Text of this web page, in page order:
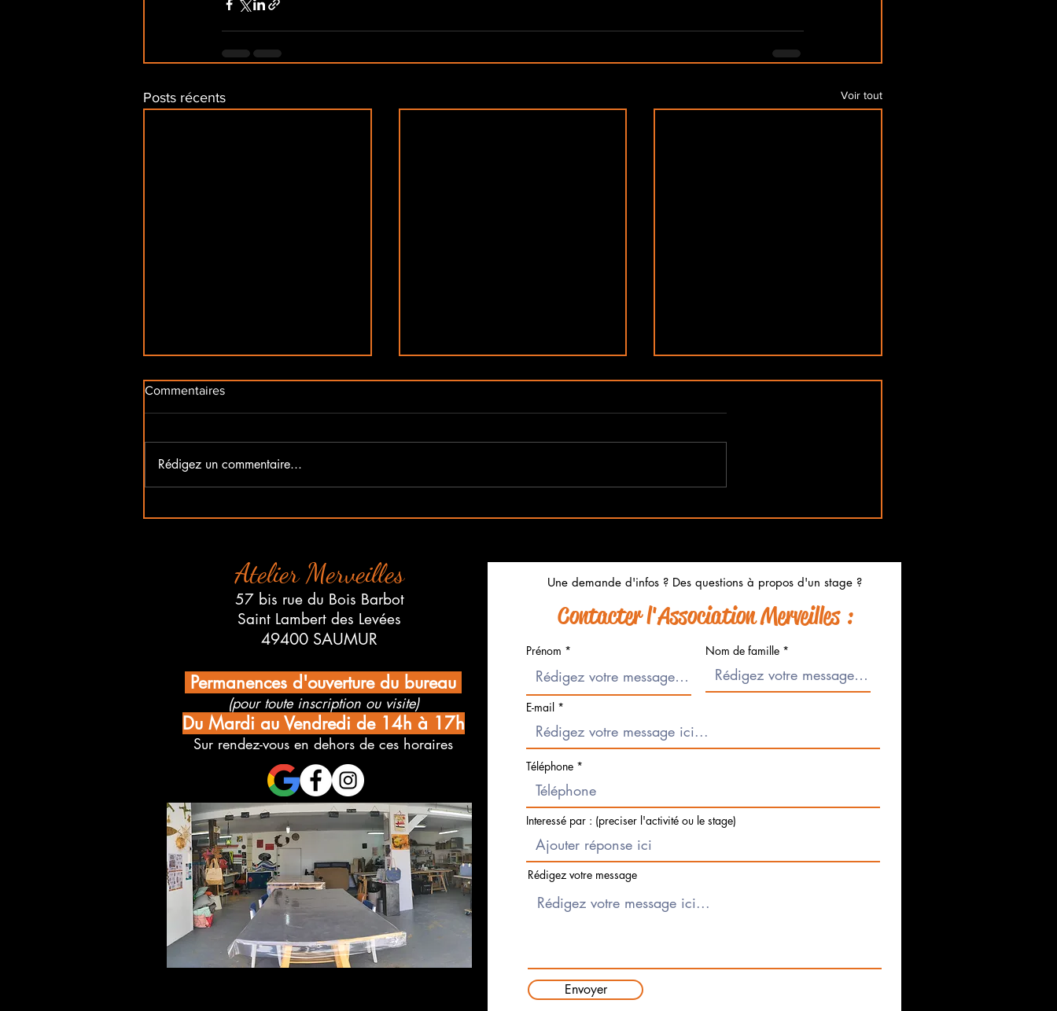
Posts récents Voir tout
l'Association Merveilles
saumur du Vendredi 3
Merveilles
Commentaires
Rédigez un commentaire...
Atelier Merveilles
57 bis rue du Bois Barbot
Saint Lambert des Levées
49400 SAUMUR
Permanences d'ouverture du bureau
(pour toute inscription ou visite)
Du Mardi au Vendredi de 14h à 17h
Sur rendez-vous en dehors de ces horaires
Une demande d'infos ? Des questions à propos d'un stage ?
Contacter l'Association Merveilles :
Prénom Nom de famille
E-mail
Téléphone
Interessé par : (preciser l'activité ou le stage)
Rédigez votre message
Envoyer